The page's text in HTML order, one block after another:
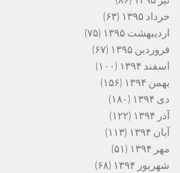
خرداد ۱۳۹۵
(۶۳)
اردیبهشت ۱۳۹۵
(۷۵)
فروردین ۱۳۹۵
(۶۷)
اسفند ۱۳۹۴
(۱۰۰)
بهمن ۱۳۹۴
(۱۵۶)
دی ۱۳۹۴
(۱۸۰)
آذر ۱۳۹۴
(۱۲۲)
آبان ۱۳۹۴
(۱۱۳)
مهر ۱۳۹۴
(۵۱)
شهریور ۱۳۹۴
(۶۸)